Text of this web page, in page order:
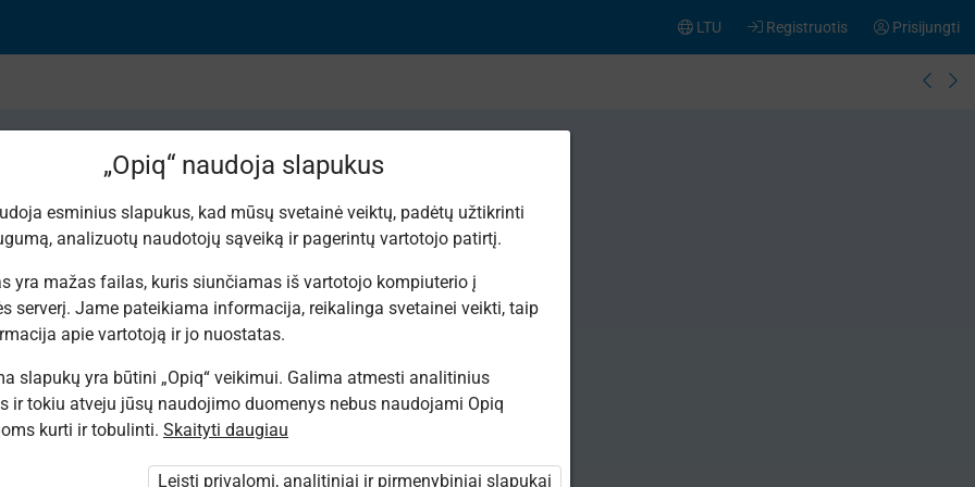
Prisijungti
Registruotis
LTU
grupės
Jūs nesate prisijungęs prie „Opiq“.
„Opiq“ naudoja slapukus
esminius slapukus, kad mūsų svetainė veiktų, padėtų užtikrinti
analizuotų naudotojų sąveiką ir pagerintų vartotojo patirtį.
yra mažas failas, kuris siunčiamas iš vartotojo kompiuterio į
serverį. Jame pateikiama informacija, reikalinga svetainei veikti, taip
apie vartotoją ir jo nuostatas.
slapukų yra būtini „Opiq“ veikimui. Galima atmesti analitinius
ir tokiu atveju jūsų naudojimo duomenys nebus naudojami Opiq
kurti ir tobulinti. Skaityti daugiau
Leisti privalomi, analitiniai ir pirmenybiniai slapukai